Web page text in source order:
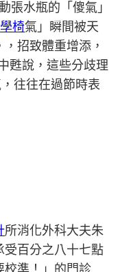
張水瓶的「傻氣」
椅氣」瞬間被天
招致體重增添，
甦說，這些分歧理
往往在過節時表
所消化外科大夫朱
受百分之八十七點